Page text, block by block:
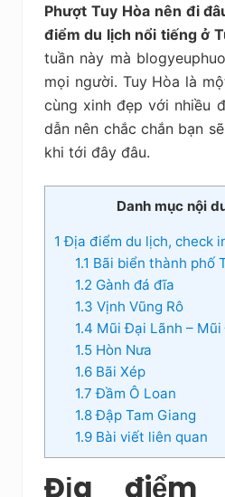
nghiệm,
kiệm
Phượt Tuy Hòa nên đi
điểm du lịch nổi tiếng ở
tuần này mà
mọi người. Tuy Hòa là
cùng xinh đẹp với nhiều
dẫn nên chắc chắn bạn
khi tới đây đâu.
Danh mục nội
1 Địa điểm du lịch, check
1.1 Bãi biển thành phố
1.2 Gành đá đĩa
1.3 Vịnh Vũng Rô
1.4 Mũi Đại Lãnh –
1.5Hòn Nưa
1.6Bãi Xép
1.7 Đầm Ô Loan
1.8Đập Tam Giang
1.9Bài viết liên quan
Địa điểm